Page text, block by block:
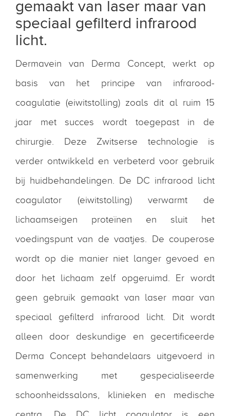
gemaakt van laser maar van
speciaal gefilterd infrarood
licht.
Dermavein van Derma Concept, werkt op
basis van het principe van infrarood-
coagulatie (eiwitstolling) zoals dit al ruim 15
jaar met succes wordt toegepast in de
chirurgie. Deze Zwitserse technologie is
verder ontwikkeld en verbeterd voor gebruik
bij huidbehandelingen. De DC infrarood licht
coagulator (eiwitstolling) verwarmt de
lichaamseigen proteïnen en sluit het
voedingspunt van de vaatjes. De couperose
wordt op die manier niet langer gevoed en
door het lichaam zelf opgeruimd. Er wordt
geen gebruik gemaakt van laser maar van
speciaal gefilterd infrarood licht. Dit wordt
alleen door deskundige en gecertificeerde
Derma Concept behandelaars uitgevoerd in
samenwerking met gespecialiseerde
schoonheidssalons, klinieken en medische